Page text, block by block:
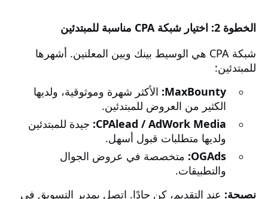
الخطوة 2: اختيار شبكة CPA مناسبة للمبتدئين
شبكة CPA هي الوسيط بينك وبين المعلنين. أشهرها
للمبتدئين:
MaxBounty: الأكثر شهرة وموثوقية، ولديها
الكثير من العروض للمبتدئين.
CPAlead / AdWork Media: جيدة للمبتدئين
ولديها متطلبات قبول أسهل.
OGAds: متخصصة في عروض الجوال
والتطبيقات.
نصيحة: عند التقديم، كن جادًا. اتصل بمدير التسويق في